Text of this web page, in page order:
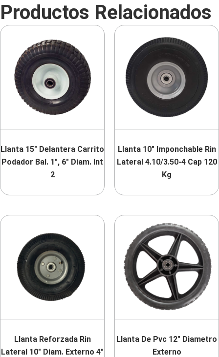
Productos Relacionados
Llanta 15″ Delantera Carrito
Podador Bal. 1″, 6″ Diam. Int
2
Llanta 10″ Imponchable Rin
Lateral 4.10/3.50-4 Cap 120
Kg
Llanta Reforzada Rin
Lateral 10″ Diam. Externo 4″
Llanta De Pvc 12″ Diametro
Externo